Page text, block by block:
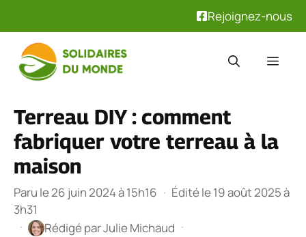
Rejoignez-nous
contenu
Terreau DIY : comment
fabriquer votre terreau à la
maison
Paru le 26 juin 2024 à 15h16 · Édité le 19 août 2025 à
3h31
·
Rédigé parJulie Michaud ·